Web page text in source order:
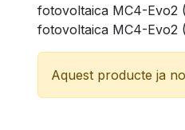
fotovoltaica MC4-Evo2
fotovoltaica MC4-Evo2
Aquest producte ja